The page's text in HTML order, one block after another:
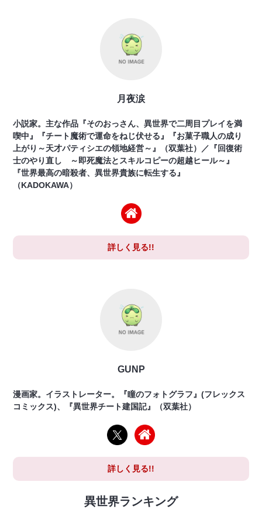
月夜涙
小説家。主な作品『そのおっさん、異世界で二周目プレイを満
喫中』『チート魔術で運命をねじ伏せる』『お菓子職人の成り
上がり～天才パティシエの領地経営～』（双葉社）／『回復術
士のやり直し ～即死魔法とスキルコピーの超越ヒール～』
『世界最高の暗殺者、異世界貴族に転生する』
（KADOKAWA）
詳しく見る!!
GUNP
漫画家。イラストレーター。『瞳のフォトグラフ』(フレックス
コミックス)、『異世界チート建国記』（双葉社）
詳しく見る!!
異世界ランキング